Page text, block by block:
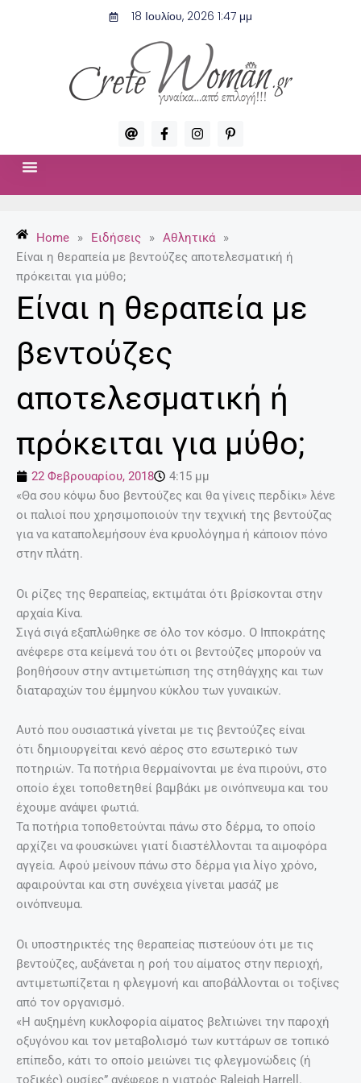
18 Ιουλίου, 2026 1:47 μμ
A
t
F
a
c
f
I
n
s
P
i
n
p
Home » Ειδήσεις » Αθλητικά
»
Είναι η θεραπεία με βεντούζες αποτελεσματική ή
πρόκειται για μύθο;
Είναι η θεραπεία με
βεντούζες
αποτελεσματική ή
πρόκειται για μύθο;
22 Φεβρουαρίου, 2018
4:15 μμ
«Θα σου κόψω δυο βεντούζες και θα γίνεις περδίκι» λένε
οι παλιοί που χρησιμοποιούν την τεχνική της βεντούζας
για να καταπολεμήσουν ένα κρυολόγημα ή κάποιον πόνο
στην πλάτη.
Οι ρίζες της θεραπείας, εκτιμάται ότι βρίσκονται στην
αρχαία Κίνα.
Σιγά σιγά εξαπλώθηκε σε όλο τον κόσμο. Ο Ιπποκράτης
ανέφερε στα κείμενά του ότι οι βεντούζες μπορούν να
βοηθήσουν στην αντιμετώπιση της στηθάγχης και των
διαταραχών του έμμηνου κύκλου των γυναικών.
Αυτό που ουσιαστικά γίνεται με τις βεντούζες είναι
ότι δημιουργείται κενό αέρος στο εσωτερικό των
ποτηριών. Τα ποτήρια θερμαίνονται με ένα πιρούνι, στο
οποίο έχει τοποθετηθεί βαμβάκι με οινόπνευμα και του
έχουμε ανάψει φωτιά.
Τα ποτήρια τοποθετούνται πάνω στο δέρμα, το οποίο
αρχίζει να φουσκώνει γιατί διαστέλλονται τα αιμοφόρα
αγγεία. Αφού μείνουν πάνω στο δέρμα για λίγο χρόνο,
αφαιρούνται και στη συνέχεια γίνεται μασάζ με
οινόπνευμα.
Οι υποστηρικτές της θεραπείας πιστεύουν ότι με τις
βεντούζες, αυξάνεται η ροή του αίματος στην περιοχή,
αντιμετωπίζεται η φλεγμονή και αποβάλλονται οι τοξίνες
από τον οργανισμό.
«Η αυξημένη κυκλοφορία αίματος βελτιώνει την παροχή
οξυγόνου και τον μεταβολισμό των κυττάρων σε τοπικό
επίπεδο, κάτι το οποίο μειώνει τις φλεγμονώδεις (ή
τοξικές) ουσίες” ανέφερε η γιατρός Raleigh Harrell.